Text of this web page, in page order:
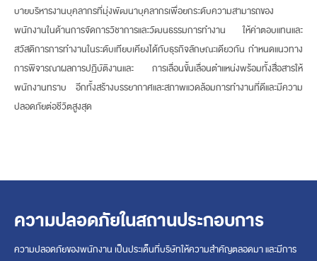
บายบริหารงานบุคลากรที่มุ่งพัฒนาบุคลากรเพื่อยกระดับความสามารถของ
พนักงานในด้านการจัดการวิชาการและวัฒนธรรมการทำงาน ให้ค่าตอบแทนและ
สวัสดิการการทำงานในระดับเทียบเคียงได้กับธุรกิจลักษณะเดียวกัน กำหนดแนวทาง
การพิจารณาผลการปฏิบัติงานและ การเลื่อนขั้นเลื่อนตำแหน่งพร้อมทั้งสื่อสารให้
พนักงานทราบ อีกทั้งสร้างบรรยากาศและสภาพแวดล้อมการทำงานที่ดีและมีความ
ปลอดภัยต่อชีวิตสูงสุด
ความปลอดภัยในสถานประกอบการ
ความปลอดภัยของพนักงาน เป็นประเด็นที่บริษัทให้ความสำคัญตลอดมา และมีการ